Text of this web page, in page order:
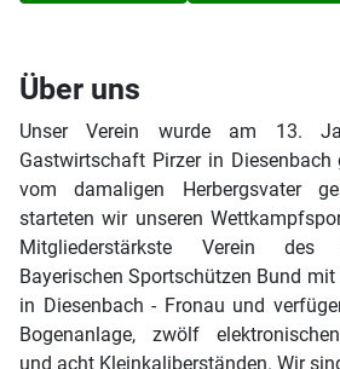
Über uns
Unser Verein wurde am 13.
Gastwirtschaft Pirzer in Diesenbach
vom damaligen Herbergsvater
starteten wir unseren
Mitgliederstärkste Verein des
Bayerischen Sportschützen Bund
in Diesenbach - Fronau und
Bogenanlage, zwölf
und acht Kleinkaliberständen. Wir